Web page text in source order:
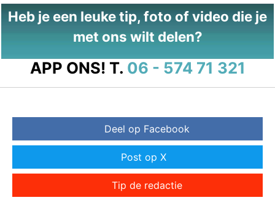
Heb je een leuke tip, foto of video die je
met ons wilt delen?
APP ONS! T. 06 - 574 71 321
Deel op Facebook
Post op X
Tip de redactie